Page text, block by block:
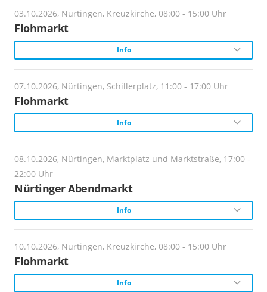
03.10.2026, Nürtingen, Kreuzkirche, 08:00 - 15:00 Uhr
Flohmarkt
Info
Veranstalter:
M und A Flohmärkte
8 Uhr
07.10.2026, Nürtingen, Schillerplatz, 11:00 - 17:00 Uhr
Flohmarkt
Info
Veranstalter:
M und A Flohmärkte
Beginn:
08.10.2026, Nürtingen, Marktplatz und Marktstraße, 17:00 -
22:00 Uhr
Nürtinger Abendmarkt
Info
Beschreibung:
Die Stadt Nürtingen veranstaltet in den warmen
Monaten einen bunten Abendmarkt in der Nürtinger
Innenstadt. Das Veranstaltungsgebiet erstreckt sich
10.10.2026, Nürtingen, Kreuzkirche, 08:00 - 15:00 Uhr
Flohmarkt
Info